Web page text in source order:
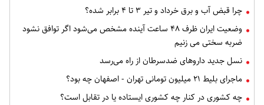
چرا قبض آب و برق خرداد و تیر ۳ تا ۴ برابر شده؟
وضعیت ایران ظرف ۴۸ ساعت آینده مشخص می‌شود اگر توافق نشود
ضربه سختی می زنیم
نسل جدید داروهای ضدسرطان از راه می‌رسد
ماجرای بلیط ۲۱ میلیون تومانی تهران - اصفهان چه بود؟
چه کشوری در کنار چه کشوری ایستاده یا در تقابل است؟